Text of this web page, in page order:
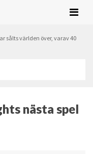
sålts världen över, varav 40
nästa spel